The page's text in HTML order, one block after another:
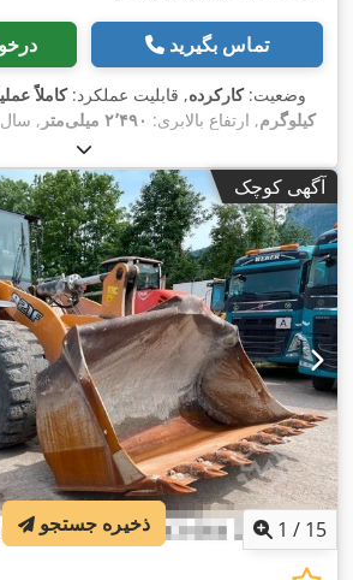
تماس بگیرید
وضعیت:کارکرده, قابلیت عملکرد:کاملاً
کیلوگرم, ارتفاع بالابری: ۲٬۴۹۰ میلی‌متر ,
, ارتفاع سازه:
میلی‌متر, نوع سیستم انتقال قدرت:Diesel Motor , عرض ساخت:
آگهی کوچک
1 / 15
ذخیره جستجو